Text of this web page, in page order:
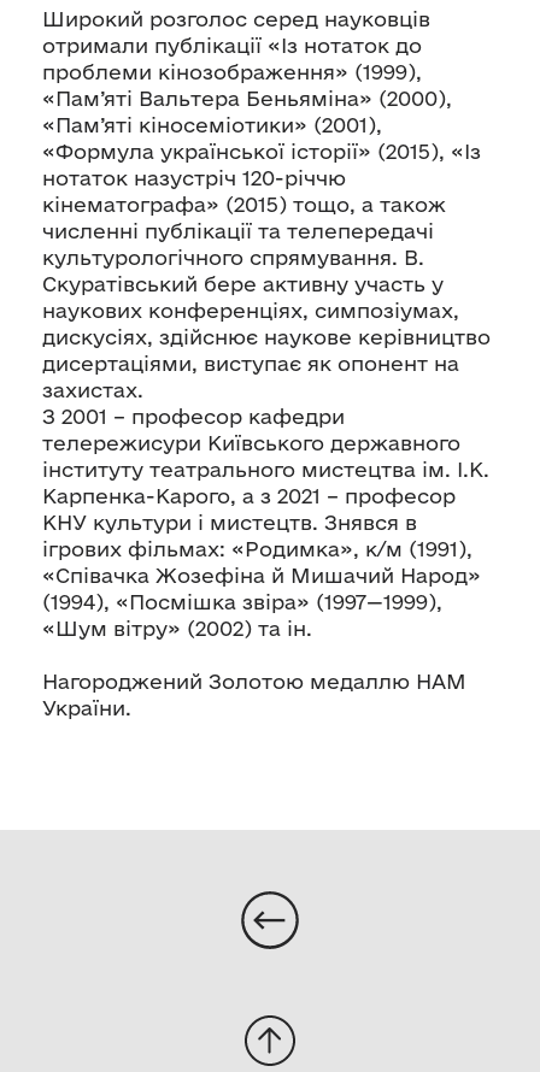
Широкий розголос серед науковців
отримали публікації «Із нотаток до
проблеми кінозображення» (1999),
«Пам’яті Вальтера Беньяміна» (2000),
«Пам’яті кіносеміотики» (2001),
«Формула української історії» (2015), «Із
нотаток назустріч 120-річчю
кінематографа» (2015) тощо, а також
численні публікації та телепередачі
культурологічного спрямування. В.
Скуратівський бере активну участь у
наукових конференціях, симпозіумах,
дискусіях, здійснює наукове керівництво
дисертаціями, виступає як опонент на
захистах.
З 2001 – професор кафедри
телережисури Київського державного
інституту театрального мистецтва ім. І.К.
Карпенка-Карого, а з 2021 – професор
КНУ культури і мистецтв. Знявся в
ігрових фільмах: «Родимка», к/м (1991),
«Співачка Жозефіна й Мишачий Народ»
(1994), «Посмішка звіра» (1997—1999),
«Шум вітру» (2002) та ін.
Нагороджений Золотою медаллю НАМ
України.